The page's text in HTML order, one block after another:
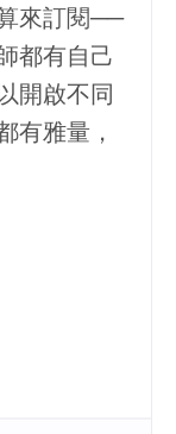
來訂閱──
都有自己
開啟不同
有雅量，